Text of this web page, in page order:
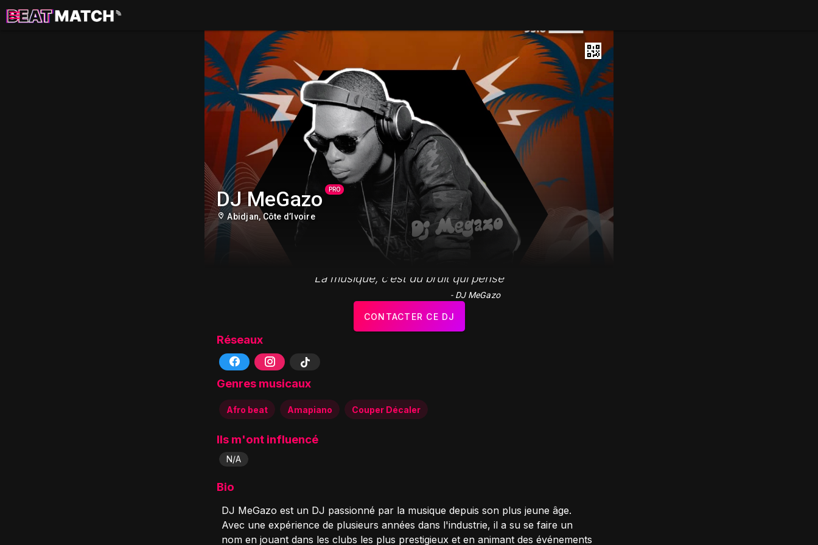
DJ MeGazo PRO
Abidjan, Côte d’Ivoire
"La musique, c’est du bruit qui pense"
- DJ MeGazo
CONTACTER CE DJ
Réseaux
Genres musicaux
Afro beat Amapiano Couper Décaler
Ils m'ont influencé
N/A
Bio
DJ MeGazo est un DJ passionné par la musique depuis son plus jeune âge.
Avec une expérience de plusieurs années dans l'industrie, il a su se faire un
nom en jouant dans les clubs les plus prestigieux et en animant des événements